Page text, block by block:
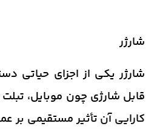
شارژر
شارژر یکی از اجزای حیاتی
قابل شارژی چون موبایل،
کارایی آن تأثیر مستقیمی بر